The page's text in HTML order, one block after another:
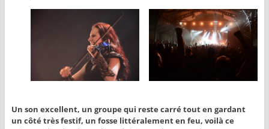
Un son excellent, un groupe qui reste carré tout en gardant
un côté très festif, un fosse littéralement en feu, voilà ce